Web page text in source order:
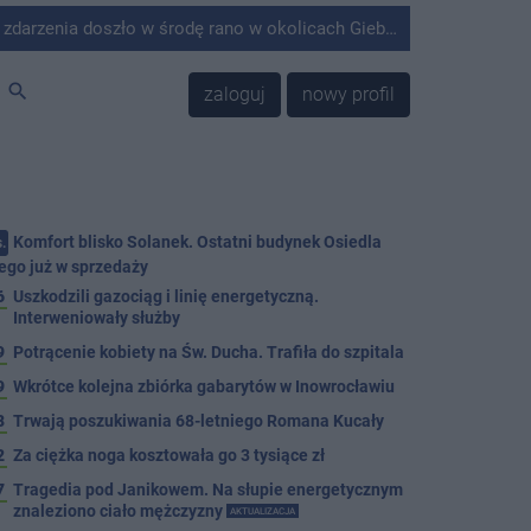
rano w okolicach Giebni koło Janikowa. Wówczas na słupie energetycznym odnaleziono ciało mężczyzny.
search zaloguj nowy profil
Komfort blisko Solanek. Ostatni budynek Osiedla
już w sprzedaży
Uszkodzili gazociąg i linię energetyczną.
Interweniowały służby
Potrącenie kobiety na Św. Ducha. Trafiła do szpitala
Wkrótce kolejna zbiórka gabarytów w Inowrocławiu
Trwają poszukiwania 68-letniego Romana Kucały
Za ciężka noga kosztowała go 3 tysiące zł
Tragedia pod Janikowem. Na słupie energetycznym
znaleziono ciało mężczyzny
AKTUALIZACJA